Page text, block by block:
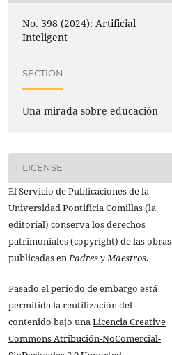
No. 398 (2024): Artificial
Inteligent
SECTION
Una mirada sobre educación
LICENSE
El Servicio de Publicaciones de la
Universidad Pontificia Comillas (la
editorial) conserva los derechos
patrimoniales (copyright) de las obras
publicadas enPadres y Maestros.
Pasado el periodo de embargo está
permitida la reutilización del
contenido bajo unaLicencia Creative
Commons Atribución-NoComercial-